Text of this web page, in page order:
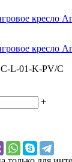
L-01-K-PV/C
+